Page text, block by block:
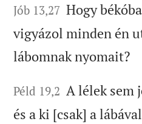
Jób 13,27 Hogy
vigyázol minden én
lábomnak nyomait?
Péld 19,2 A lélek sem
és a ki [csak] a